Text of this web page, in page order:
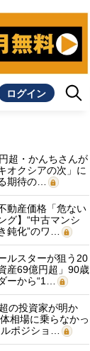
ログイン
超・かんちさんが
オクシアの次」に
期待の…
動産価格「危ない
グ】“中古マンシ
鈍化”のワ…
ルスターが狙う20
産69億円超」90歳
ーから“1…
の投資家が明か
相場に乗らなかっ
ポジショ…